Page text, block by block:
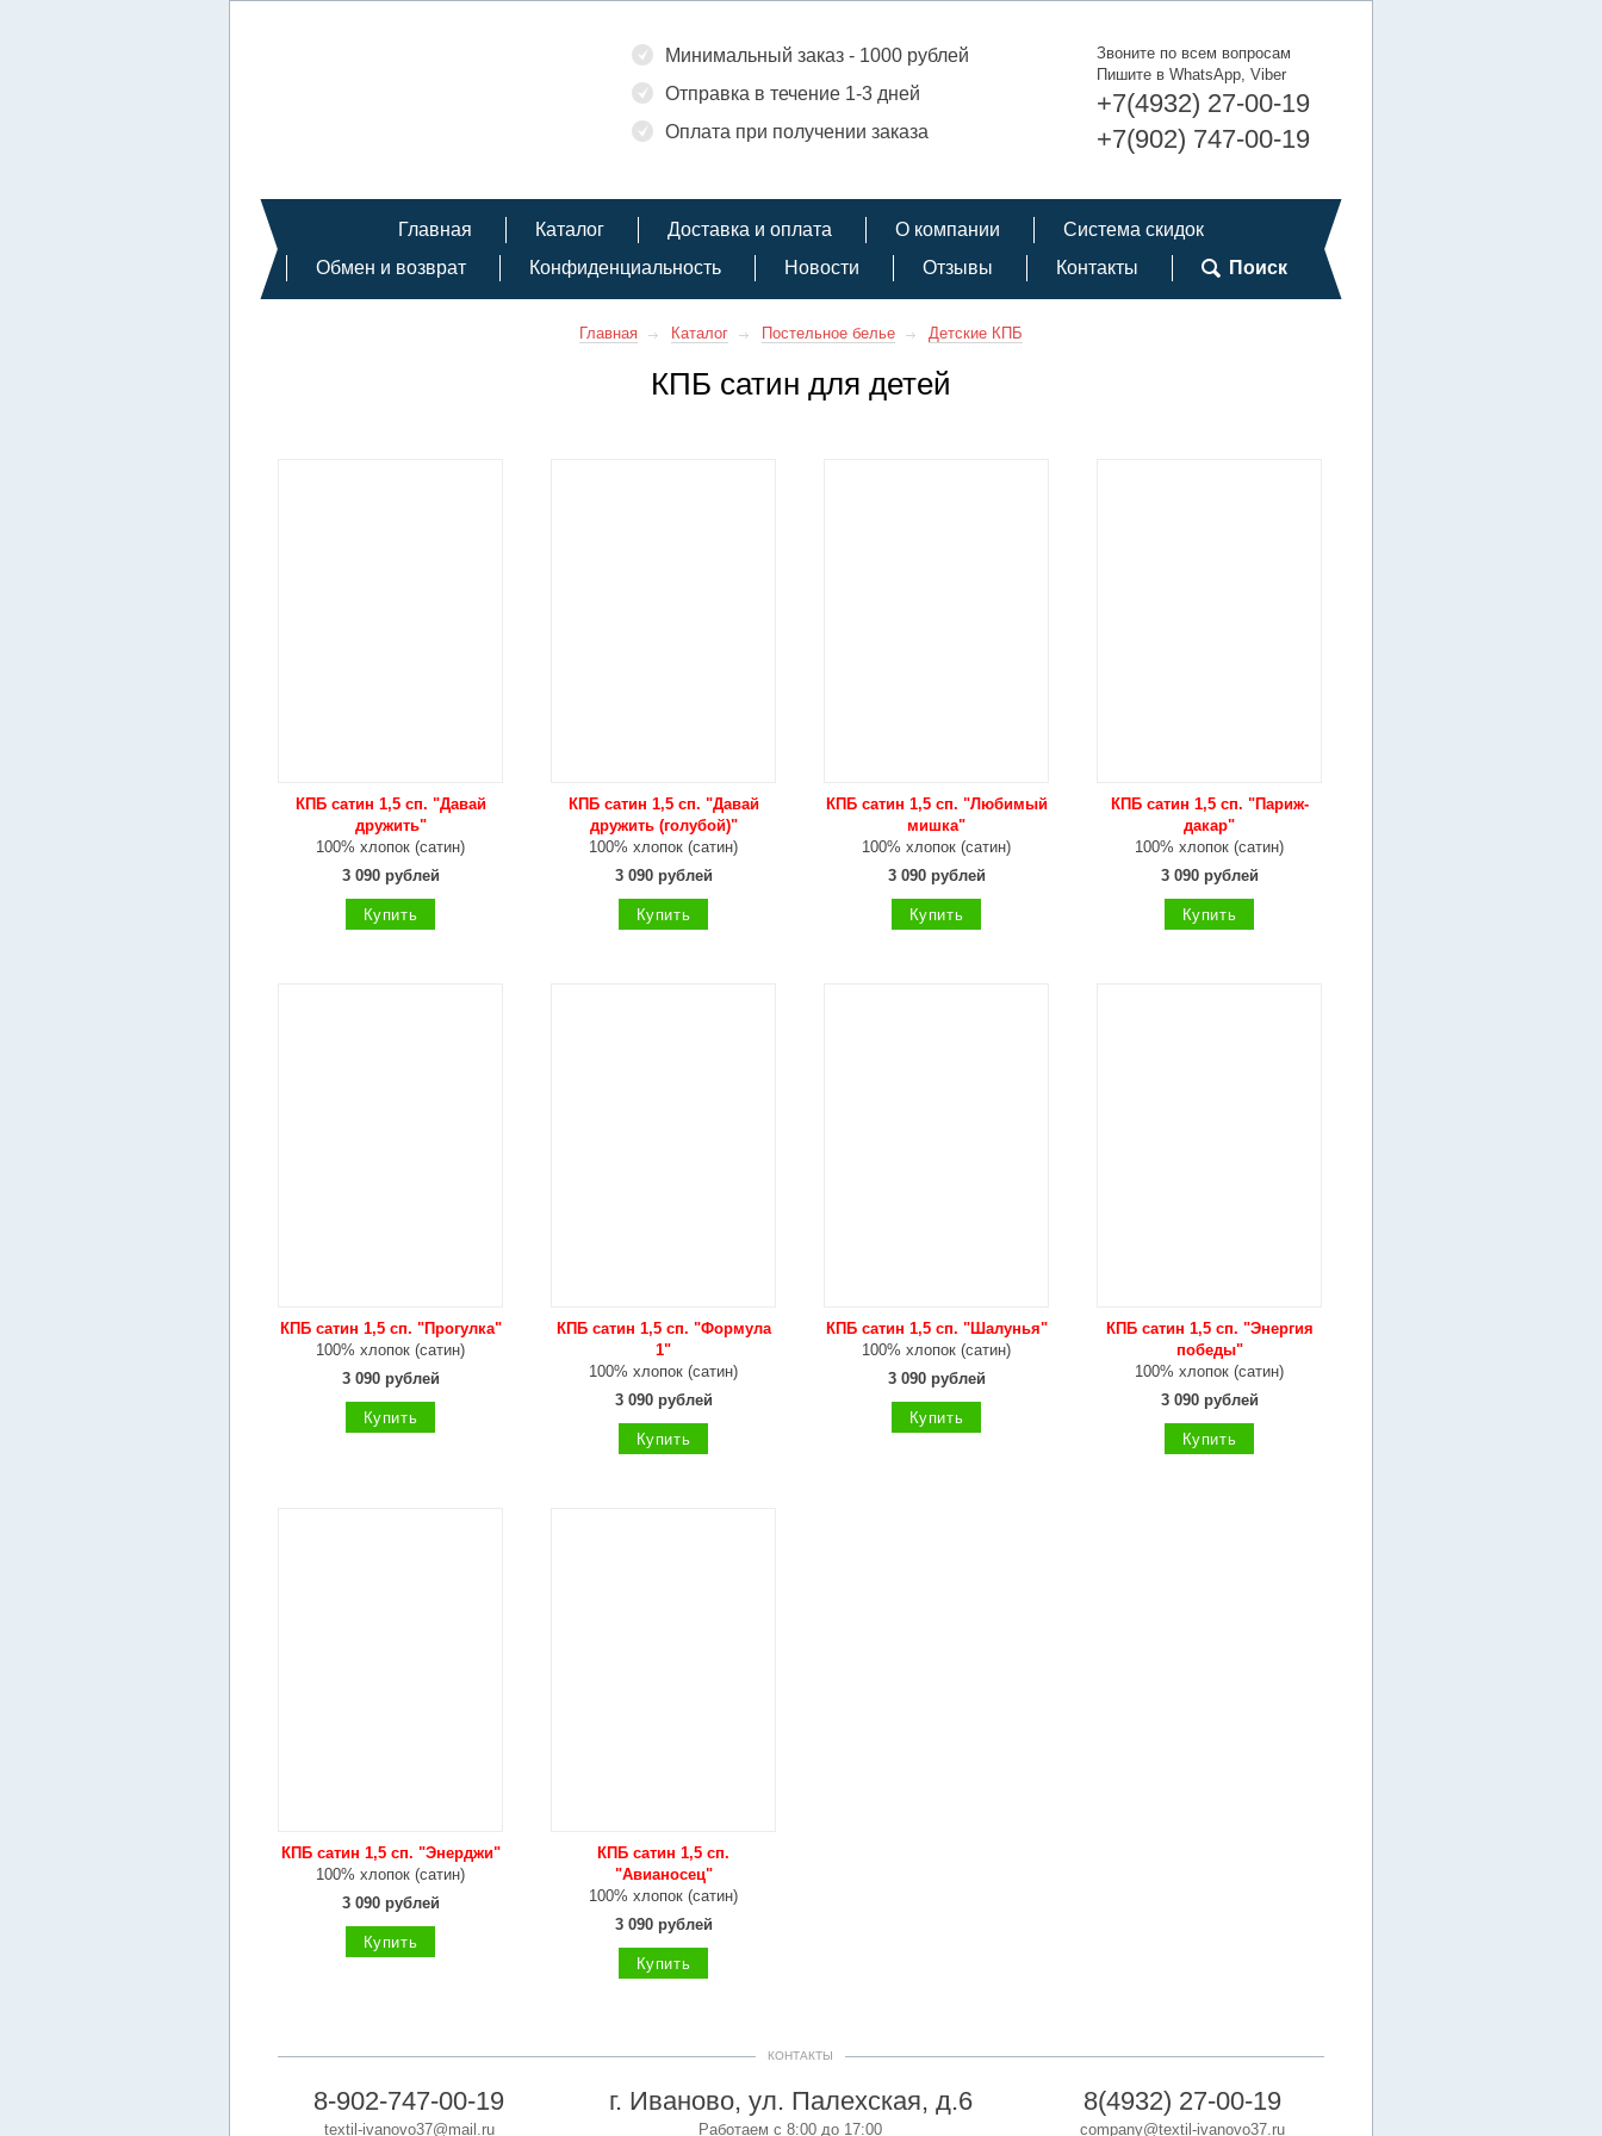
Минимальный заказ - 1000 рублей
Отправка в течение 1-3 дней
Оплата при получении заказа
Звоните по всем вопросам
Пишите в WhatsApp, Viber
+7(4932) 27-00-19
+7(902) 747-00-19
Главная Каталог Доставка и оплата О компании
Система скидок
Обмен и возврат
Конфиденциальность Новости Отзывы Контакты Поиск
Главная Каталог Постельное белье Детские КПБ
КПБ сатин для детей
КПБ сатин 1,5 сп. "Давай
дружить"
100% хлопок (сатин)
3 090 рублей
Купить
КПБ сатин 1,5 сп. "Давай
дружить (голубой)"
100% хлопок (сатин)
3 090 рублей
Купить
КПБ сатин 1,5 сп. "Любимый
мишка"
100% хлопок (сатин)
3 090 рублей
Купить
КПБ сатин 1,5 сп. "Париж-
дакар"
100% хлопок (сатин)
3 090 рублей
Купить
КПБ сатин 1,5 сп. "Прогулка"
100% хлопок (сатин)
3 090 рублей
Купить
КПБ сатин 1,5 сп. "Формула
1"
100% хлопок (сатин)
3 090 рублей
Купить
КПБ сатин 1,5 сп. "Шалунья"
100% хлопок (сатин)
3 090 рублей
Купить
КПБ сатин 1,5 сп. "Энергия
победы"
100% хлопок (сатин)
3 090 рублей
Купить
КПБ сатин 1,5 сп. "Энерджи"
100% хлопок (сатин)
3 090 рублей
Купить
КПБ сатин 1,5 сп.
"Авианосец"
100% хлопок (сатин)
3 090 рублей
Купить
КОНТАКТЫ
8-902-747-00-19
textil-ivanovo37@mail.ru
г. Иваново, ул. Палехская, д.6
Работаем с 8:00 до 17:00
8(4932) 27-00-19
company@textil-ivanovo37.ru